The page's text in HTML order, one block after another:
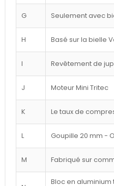
G Seulement avec
H Basé sur la bielle
I Revêtement de
J Moteur Mini Tritec
K Le taux de
L Goupille 20 mm -
M Fabriqué sur
Bloc en aluminium